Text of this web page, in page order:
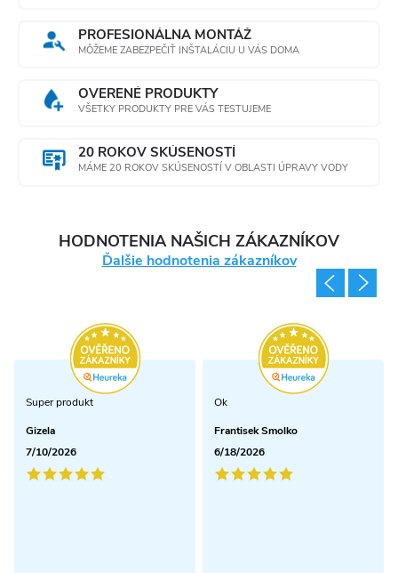
PROFESIONÁLNA MONTÁŽ
MÔŽEME ZABEZPEČIŤ INŠTALÁCIU U VÁS DOMA
OVERENÉ PRODUKTY
VŠETKY PRODUKTY PRE VÁS TESTUJEME
20 ROKOV SKÚSENOSTÍ
MÁME 20 ROKOV SKÚSENOSTÍ V OBLASTI ÚPRAVY VODY
HODNOTENIA NAŠICH ZÁKAZNÍKOV
Ďalšie hodnotenia zákazníkov
Super produkt
Gizela
7/10/2026
Ok
Frantisek Smolko
6/18/2026